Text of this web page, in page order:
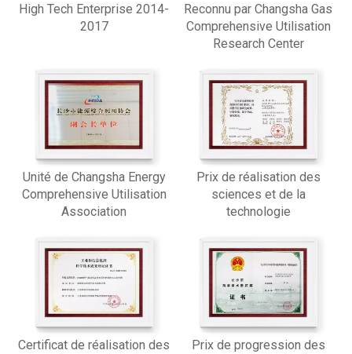
High Tech Enterprise 2014-
2017
Reconnu par Changsha Gas
Comprehensive Utilisation
Research Center
Unité de Changsha Energy
Comprehensive Utilisation
Association
Prix ​​de réalisation des
sciences et de la
technologie
Certificat de réalisation des
Prix ​​de progression des